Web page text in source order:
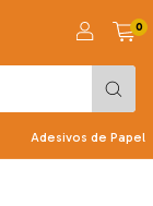
0
Adesivos de Papel